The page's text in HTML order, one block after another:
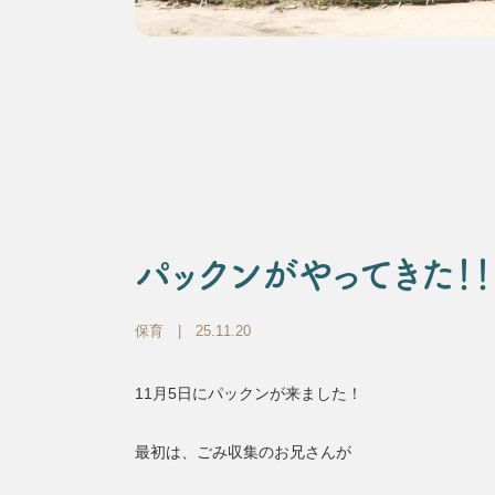
パックンがやってきた！！
保育 | 25.11.20
11月5日にパックンが来ました！
最初は、ごみ収集のお兄さんが